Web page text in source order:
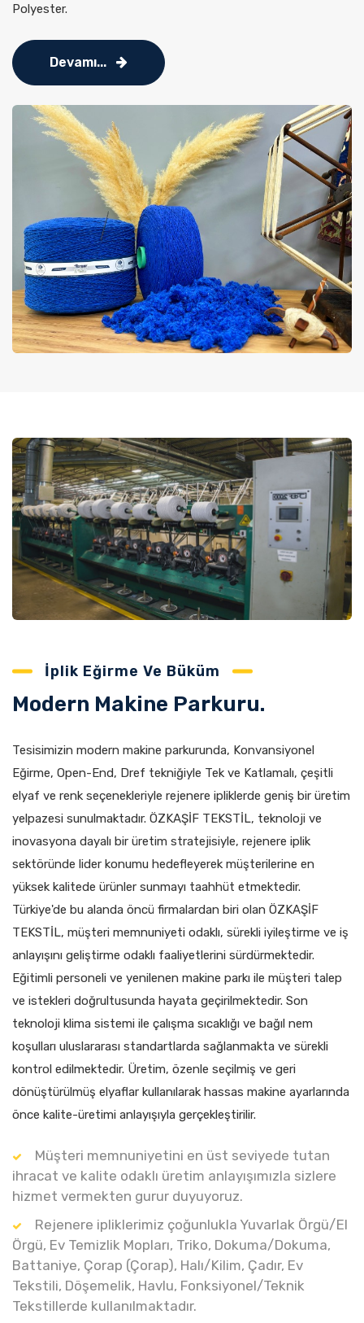
Polyester.
Devamı...
İplik Eğirme Ve Büküm
Modern Makine Parkuru.
Tesisimizin modern makine parkurunda, Konvansiyonel
Eğirme, Open-End, Dref tekniğiyle Tek ve Katlamalı, çeşitli
elyaf ve renk seçenekleriyle rejenere ipliklerde geniş bir üretim
yelpazesi sunulmaktadır. ÖZKAŞİF TEKSTİL, teknoloji ve
inovasyona dayalı bir üretim stratejisiyle, rejenere iplik
sektöründe lider konumu hedefleyerek müşterilerine en
yüksek kalitede ürünler sunmayı taahhüt etmektedir.
Türkiye'de bu alanda öncü firmalardan biri olan ÖZKAŞİF
TEKSTİL, müşteri memnuniyeti odaklı, sürekli iyileştirme ve iş
anlayışını geliştirme odaklı faaliyetlerini sürdürmektedir.
Eğitimli personeli ve yenilenen makine parkı ile müşteri talep
ve istekleri doğrultusunda hayata geçirilmektedir. Son
teknoloji klima sistemi ile çalışma sıcaklığı ve bağıl nem
koşulları uluslararası standartlarda sağlanmakta ve sürekli
kontrol edilmektedir. Üretim, özenle seçilmiş ve geri
dönüştürülmüş elyaflar kullanılarak hassas makine ayarlarında
önce kalite-üretimi anlayışıyla gerçekleştirilir.
Müşteri memnuniyetini en üst seviyede tutan
ihracat ve kalite odaklı üretim anlayışımızla sizlere
hizmet vermekten gurur duyuyoruz.
Rejenere ipliklerimiz çoğunlukla Yuvarlak Örgü/El
Örgü, Ev Temizlik Mopları, Triko, Dokuma/Dokuma,
Battaniye, Çorap (Çorap), Halı/Kilim, Çadır, Ev
Tekstili, Döşemelik, Havlu, Fonksiyonel/Teknik
Tekstillerde kullanılmaktadır.